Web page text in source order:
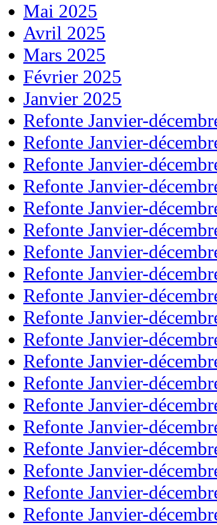
Mai 2025
Avril 2025
Mars 2025
Février 2025
Janvier 2025
Refonte Janvier-
Refonte Janvier-
Refonte Janvier-
Refonte Janvier-
Refonte Janvier-
Refonte Janvier-
Refonte Janvier-
Refonte Janvier-
Refonte Janvier-
Refonte Janvier-
Refonte Janvier-
Refonte Janvier-
Refonte Janvier-
Refonte Janvier-
Refonte Janvier-
Refonte Janvier-
Refonte Janvier-
Refonte Janvier-
Refonte Janvier-